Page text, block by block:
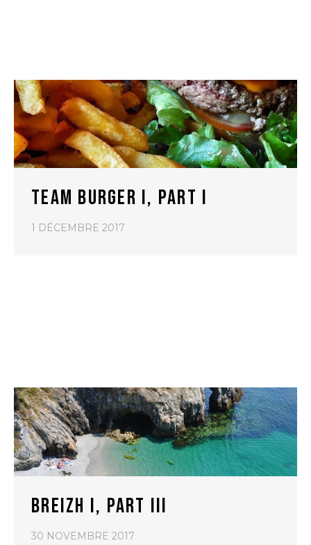
TEAM BURGER I, PART I
1 DÉCEMBRE 2017
BREIZH I, PART III
30 NOVEMBRE 2017